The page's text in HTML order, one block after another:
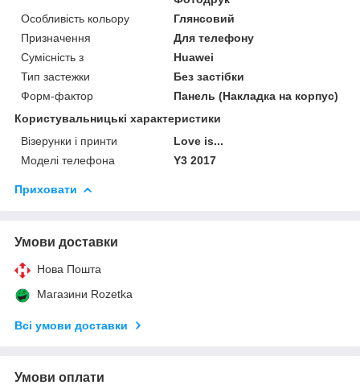
Особливість кольору
Глянсовий
Призначення
Для телефону
Сумісність з
Huawei
Тип застежки
Без застібки
Форм-фактор
Панель (Накладка на корпус)
Користувальницькі характеристики
Візерунки і принти
Love is...
Моделі телефона
Y3 2017
Приховати
Умови доставки
Нова Пошта
Магазини Rozetka
Всі умови доставки
Умови оплати